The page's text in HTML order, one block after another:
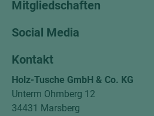
Mitgliedschaften
Social Media
Kontakt
Holz-Tusche GmbH & Co. KG
Unterm Ohmberg 12
34431 Marsberg